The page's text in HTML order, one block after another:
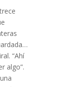
“Ahí
algo”.